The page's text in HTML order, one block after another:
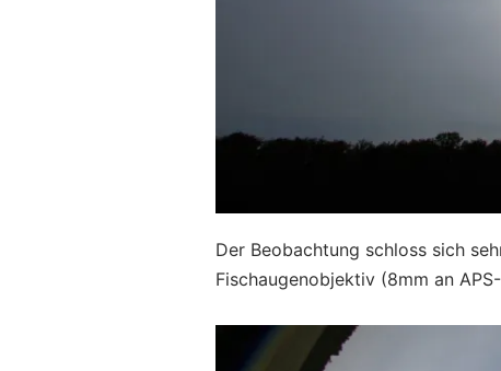
Der Beobachtung schloss sich
Fischaugenobjektiv (8mm an